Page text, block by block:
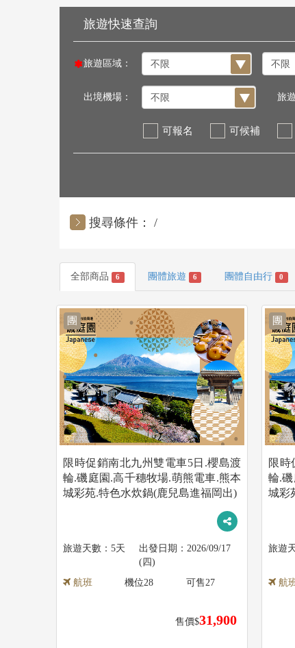
旅遊區域：
出境機場： 旅
可報名 可候補
搜尋條件：
全部商品 6 團體旅遊 6 團體自由行 0
團
限時促銷南北九州雙電車5日.櫻島渡
輪.磯庭園.高千穗牧場.萌熊電車.熊本
城彩苑.特色水炊鍋(鹿兒島進福岡出)
5天
2026/09/17
(四)
航班
售價$31,900
機位28 可售27
團
限時
輪.
城彩
航